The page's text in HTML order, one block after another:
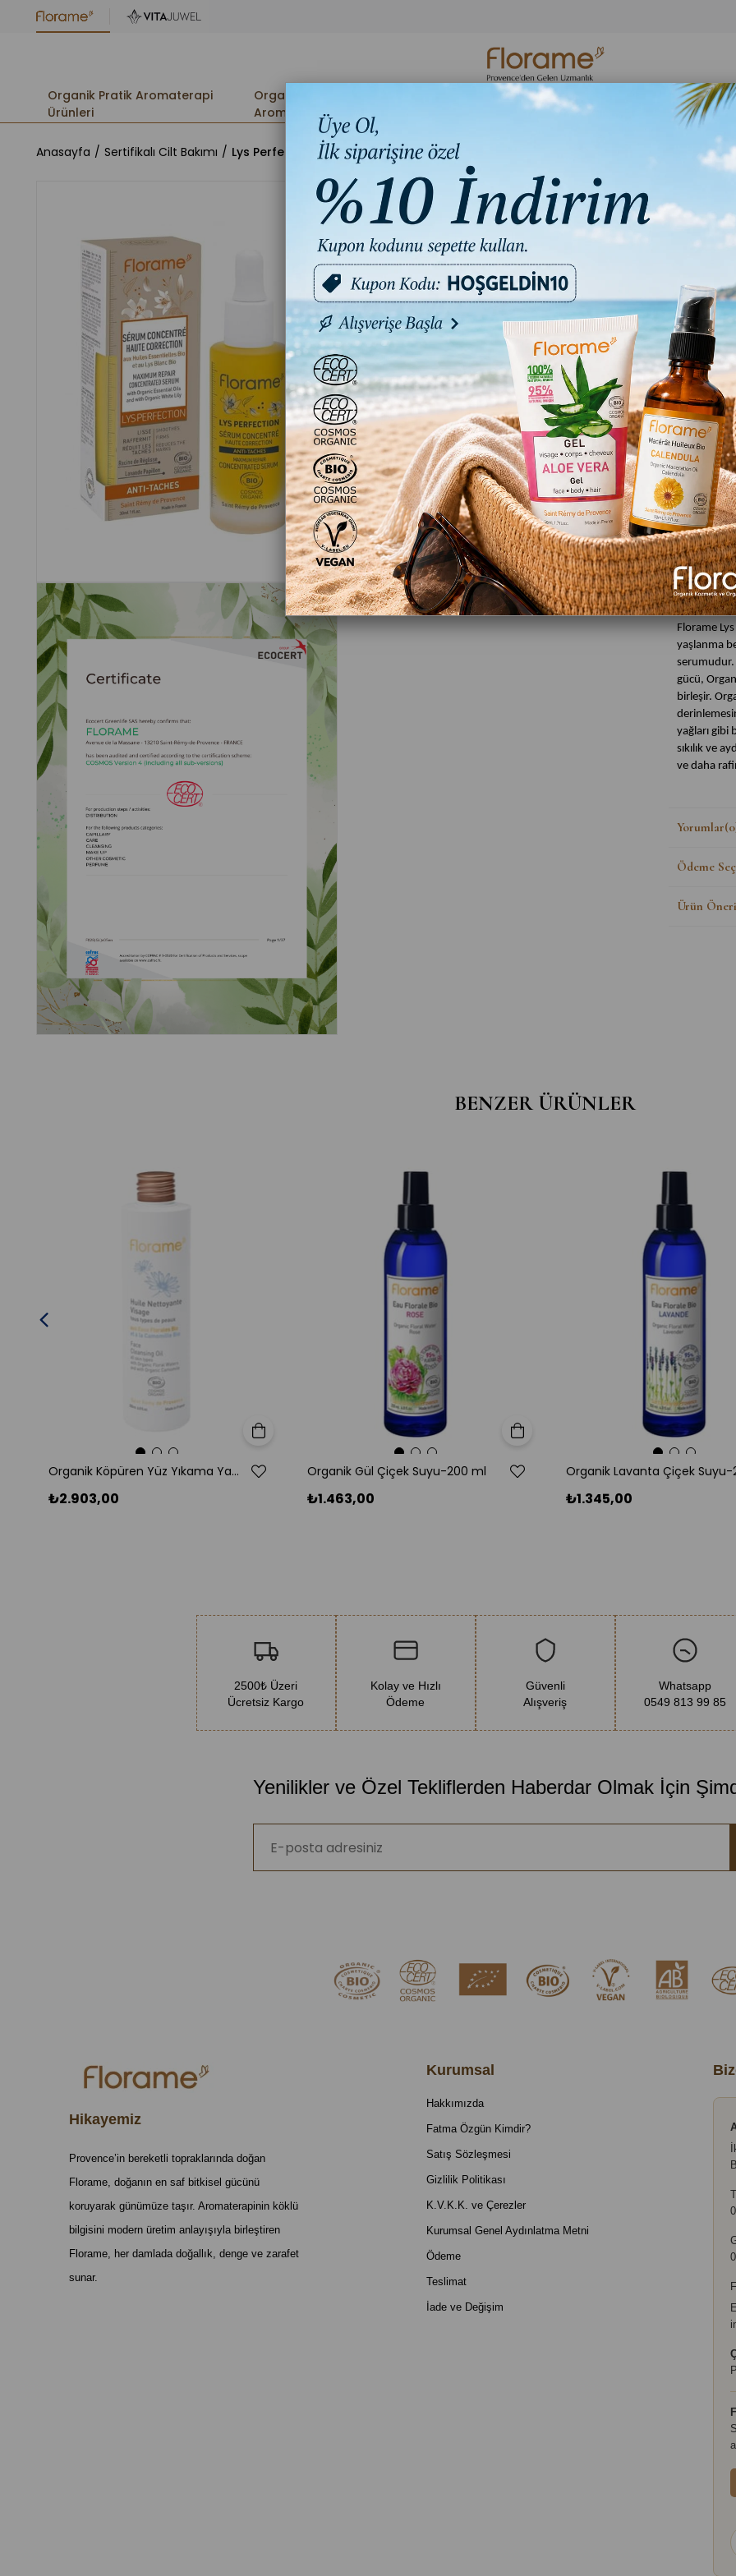
Organik Pratik Aromaterapi
Ürünleri
Organik
Aromaterapi
Organik Hijyen
Ürünleri
Florame Bakım
Ritüelleri
Anasayfa Sertifikalı Cilt Bakımı Lys Perfection Maksimum Onarım Konsantre Serumu 30 ml
Lys
Ürün
Florame
ml
Florame
yaşlanma
serumudur.
gücü,
birleşir.
yağları
sıkılık ve
ve daha
yumuşatır.
- Cilt
- Cilt
ve
-
- Yoğun
- Cilt
yaşayanlar
- Organik ve
Ürün
-Paraben
-COSMOS
-Vegan &
-30 ml cam
Neden
yağların
olması,
Yorumlar
Ödeme
Ürün
BENZER ÜRÜNLER
Organik Köpüren Yüz Yıkama Yağı 200 ml
₺2.903,00
Sepete Ekle
Organik Gül Çiçek Suyu-200 ml
₺1.463,00
Sepete Ekle
₺1.345,00
2500₺ Üzeri
Ücretsiz Kargo
Kolay ve Hızlı
Ödeme
Güvenli
Alışveriş
Whatsapp
0549 813 99 85
Yenilikler ve Özel Tekliflerden Haberdar Olmak İçin
Hikayemiz
Provence’in bereketli topraklarında doğan
Florame, doğanın en saf bitkisel gücünü
koruyarak günümüze taşır. Aromaterapinin köklü
bilgisini modern üretim anlayışıyla birleştiren
Florame, her damlada doğallık, denge ve zarafet
sunar.
Kurumsal
Hakkımızda
Fatma Özgün Kimdir?
Satış Sözleşmesi
Gizlilik Politikası
K.V.K.K. ve Çerezler
Kurumsal Genel Aydınlatma Metni
Ödeme
Teslimat
İade ve Değişim